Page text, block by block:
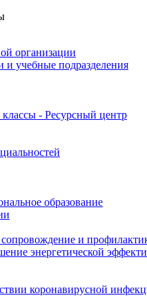
организации
и учебные подразделения
- Ресурсный центр
образование
сопровождение и
энергетической
коронавирусной